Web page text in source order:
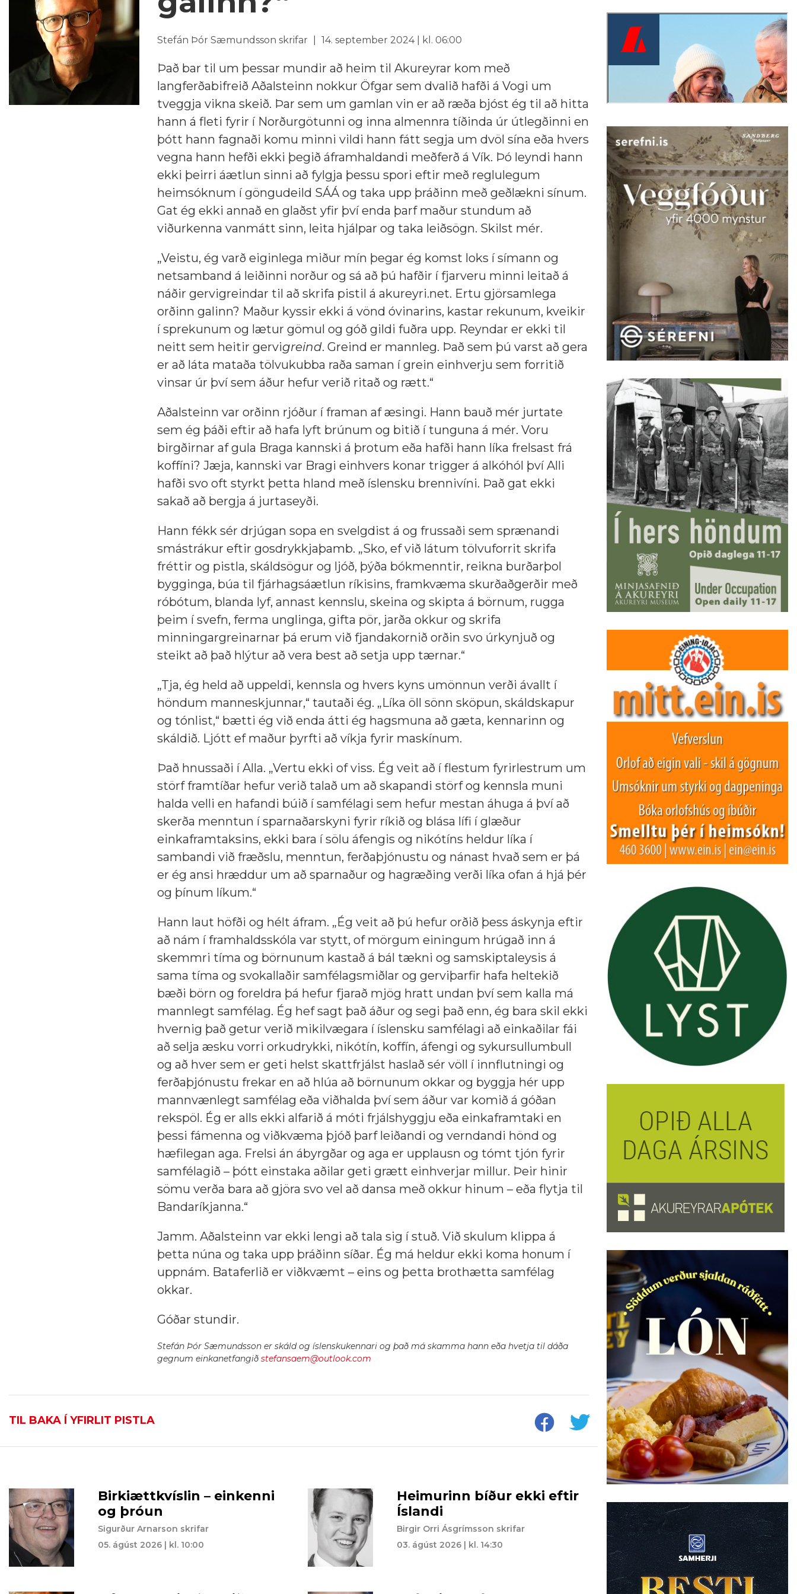
Stefán Þór Sæmundsson skrifar 14. september 2024 | kl. 06:00
Það bar til um þessar mundir að heim til Akureyrar kom með
langferðabifreið Aðalsteinn nokkur Öfgar sem dvalið hafði á Vogi um
tveggja vikna skeið. Þar sem um gamlan vin er að ræða bjóst ég til að hitta
hann á fleti fyrir í Norðurgötunni og inna almennra tíðinda úr útlegðinni en
þótt hann fagnaði komu minni vildi hann fátt segja um dvöl sína eða hvers
vegna hann hefði ekki þegið áframhaldandi meðferð á Vík. Þó leyndi hann
ekki þeirri áætlun sinni að fylgja þessu spori eftir með reglulegum
heimsóknum í göngudeild SÁÁ og taka upp þráðinn með geðlækni sínum.
Gat ég ekki annað en glaðst yfir því enda þarf maður stundum að
viðurkenna vanmátt sinn, leita hjálpar og taka leiðsögn. Skilst mér.
„Veistu, ég varð eiginlega miður mín þegar ég komst loks í símann og
netsamband á leiðinni norður og sá að þú hafðir í fjarveru minni leitað á
náðir gervigreindar til að skrifa pistil á akureyri.net. Ertu gjörsamlega
orðinn galinn? Maður kyssir ekki á vönd óvinarins, kastar rekunum, kveikir
í sprekunum og lætur gömul og góð gildi fuðra upp. Reyndar er ekki til
neitt sem heitir gervigreind. Greind er mannleg. Það sem þú varst að gera
er að láta mataða tölvukubba raða saman í grein einhverju sem forritið
vinsar úr því sem áður hefur verið ritað og rætt.“
Aðalsteinn var orðinn rjóður í framan af æsingi. Hann bauð mér jurtate
sem ég þáði eftir að hafa lyft brúnum og bitið í tunguna á mér. Voru
birgðirnar af gula Braga kannski á þrotum eða hafði hann líka frelsast frá
koffíni? Jæja, kannski var Bragi einhvers konar trigger á alkóhól því Alli
hafði svo oft styrkt þetta hland með íslensku brennivíni. Það gat ekki
sakað að bergja á jurtaseyði.
Hann fékk sér drjúgan sopa en svelgdist á og frussaði sem sprænandi
smástrákur eftir gosdrykkjaþamb. „Sko, ef við látum tölvuforrit skrifa
fréttir og pistla, skáldsögur og ljóð, þýða bókmenntir, reikna burðarþol
bygginga, búa til fjárhagsáætlun ríkisins, framkvæma skurðaðgerðir með
róbótum, blanda lyf, annast kennslu, skeina og skipta á börnum, rugga
þeim í svefn, ferma unglinga, gifta pör, jarða okkur og skrifa
minningargreinarnar þá erum við fjandakornið orðin svo úrkynjuð og
steikt að það hlýtur að vera best að setja upp tærnar.“
„Tja, ég held að uppeldi, kennsla og hvers kyns umönnun verði ávallt í
höndum manneskjunnar,“ tautaði ég. „Líka öll sönn sköpun, skáldskapur
og tónlist,“ bætti ég við enda átti ég hagsmuna að gæta, kennarinn og
skáldið. Ljótt ef maður þyrfti að víkja fyrir maskínum.
Það hnussaði í Alla. „Vertu ekki of viss. Ég veit að í flestum fyrirlestrum um
störf framtíðar hefur verið talað um að skapandi störf og kennsla muni
halda velli en hafandi búið í samfélagi sem hefur mestan áhuga á því að
skerða menntun í sparnaðarskyni fyrir ríkið og blása lífi í glæður
einkaframtaksins, ekki bara í sölu áfengis og nikótíns heldur líka í
sambandi við fræðslu, menntun, ferðaþjónustu og nánast hvað sem er þá
er ég ansi hræddur um að sparnaður og hagræðing verði líka ofan á hjá þér
og þínum líkum.“
Hann laut höfði og hélt áfram. „Ég veit að þú hefur orðið þess áskynja eftir
að nám í framhaldsskóla var stytt, of mörgum einingum hrúgað inn á
skemmri tíma og börnunum kastað á bál tækni og samskiptaleysis á
sama tíma og svokallaðir samfélagsmiðlar og gerviþarfir hafa heltekið
bæði börn og foreldra þá hefur fjarað mjög hratt undan því sem kalla má
mannlegt samfélag. Ég hef sagt það áður og segi það enn, ég bara skil ekki
hvernig það getur verið mikilvægara í íslensku samfélagi að einkaðilar fái
að selja æsku vorri orkudrykki, nikótín, koffín, áfengi og sykursullumbull
og að hver sem er geti helst skattfrjálst haslað sér völl í innflutningi og
ferðaþjónustu frekar en að hlúa að börnunum okkar og byggja hér upp
mannvænlegt samfélag eða viðhalda því sem áður var komið á góðan
rekspöl. Ég er alls ekki alfarið á móti frjálshyggju eða einkaframtaki en
þessi fámenna og viðkvæma þjóð þarf leiðandi og verndandi hönd og
hæfilegan aga. Frelsi án ábyrgðar og aga er upplausn og tómt tjón fyrir
samfélagið – þótt einstaka aðilar geti grætt einhverjar millur. Þeir hinir
sömu verða bara að gjöra svo vel að dansa með okkur hinum – eða flytja til
Bandaríkjanna.“
Jamm. Aðalsteinn var ekki lengi að tala sig í stuð. Við skulum klippa á
þetta núna og taka upp þráðinn síðar. Ég má heldur ekki koma honum í
uppnám. Bataferlið er viðkvæmt – eins og þetta brothætta samfélag
okkar.
Góðar stundir.
Stefán Þór Sæmundsson er skáld og íslenskukennari og það má skamma hann eða hvetja til dáða
gegnum einkanetfangið stefansaem@outlook.com
TIL BAKA Í YFIRLIT PISTLA
Birkiættkvíslin – einkenni
og þróun
Sigurður Arnarson skrifar
05. ágúst 2026 | kl. 10:00
Heimurinn bíður ekki eftir
Íslandi
Birgir Orri Ásgrímsson skrifar
03. ágúst 2026 | kl. 14:30